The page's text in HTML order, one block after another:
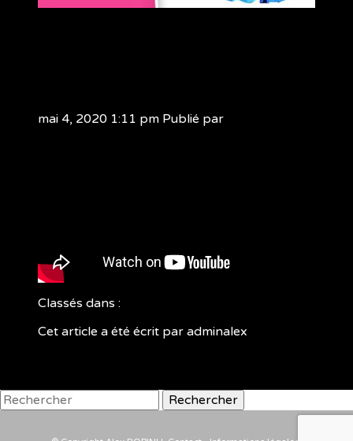
mai 4, 2020 1:11 pm Publié par
Classés dans :
Cet article a été écrit par adminalex
Rechercher